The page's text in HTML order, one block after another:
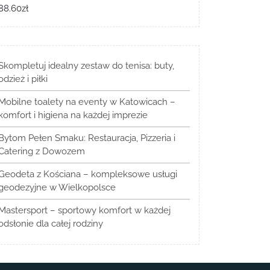
zł
idealny zestaw do tenisa: buty,
i piłki
toalety na eventy w Katowicach –
i higiena na każdej imprezie
Pełen Smaku: Restauracja, Pizzeria i
z Dowozem
z Kościana – kompleksowe usługi
w Wielkopolsce
– sportowy komfort w każdej
dla całej rodziny